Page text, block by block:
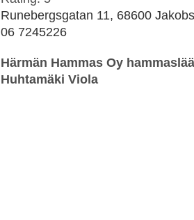
Runebergsgatan 11, 68600
06 7245226
Härmän Hammas Oy
Huhtamäki Viola